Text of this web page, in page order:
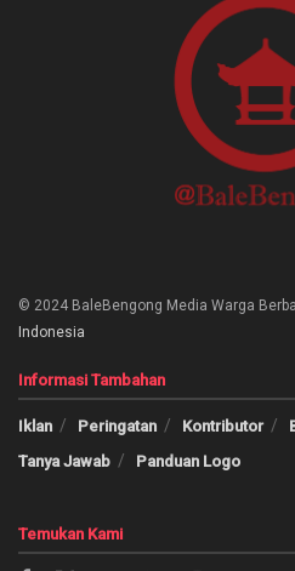
© 2024 BaleBengong Media Warga
Indonesia
Informasi Tambahan
Iklan Peringatan Kontributor
Tanya Jawab
Panduan Logo
Temukan Kami